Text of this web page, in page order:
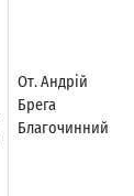
От. Андрій
Брега
Благочинний